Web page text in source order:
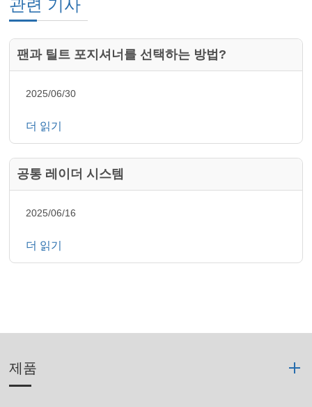
관련 기사
팬과 틸트 포지셔너를 선택하는 방법?
2025/06/30
더 읽기
공통 레이더 시스템
2025/06/16
더 읽기
제품